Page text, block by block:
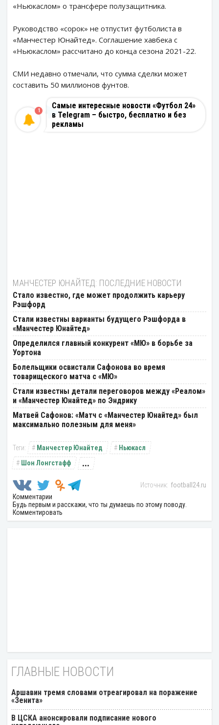
«Ньюкаслом» о трансфере полузащитника.
Руководство «сорок» не отпустит футболиста в
«Манчестер Юнайтед». Соглашение хавбека с
«Ньюкаслом» рассчитано до конца сезона 2021-22.
СМИ недавно отмечали, что сумма сделки может
составить 50 миллионов фунтов.
Самые интересные новости «Футбол 24»
в Telegram – быстро, бесплатно и без
рекламы
1
МАНЧЕСТЕР ЮНАЙТЕД: ПОСЛЕДНИЕ НОВОСТИ
Стало известно, где может продолжить карьеру
Рэшфорд
Стали известны варианты будущего Рэшфорда в
«Манчестер Юнайтед»
Определился главный конкурент «МЮ» в борьбе за
Уортона
Болельщики освистали Сафонова во время
товарищеского матча с «МЮ»
Стали известны детали переговоров между «Реалом»
и «Манчестер Юнайтед» по Эндрику
Матвей Сафонов: «Матч с «Манчестер Юнайтед» был
максимально полезным для меня»
Манчестер Юнайтед
Ньюкасл
Шон Лонгстафф
...
football24.ru
Комментарии
Будь первым и расскажи, что ты думаешь по этому поводу.
Комментировать
ГЛАВНЫЕ НОВОСТИ
Аршавин тремя словами отреагировал на поражение
«Зенита»
В ЦСКА анонсировали подписание нового